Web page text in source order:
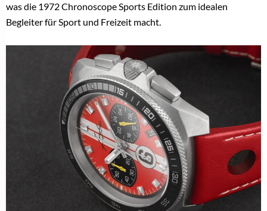
was die 1972 Chronoscope Sports Edition zum idealen
Begleiter für Sport und Freizeit macht.